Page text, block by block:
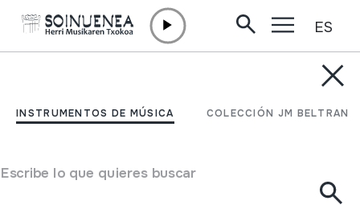
INSTRUMENTOS DE MÚSICA COLECCIÓN JM BELTRAN
Escribe lo que quieres buscar
ES
La música en Laguardia
actualidad